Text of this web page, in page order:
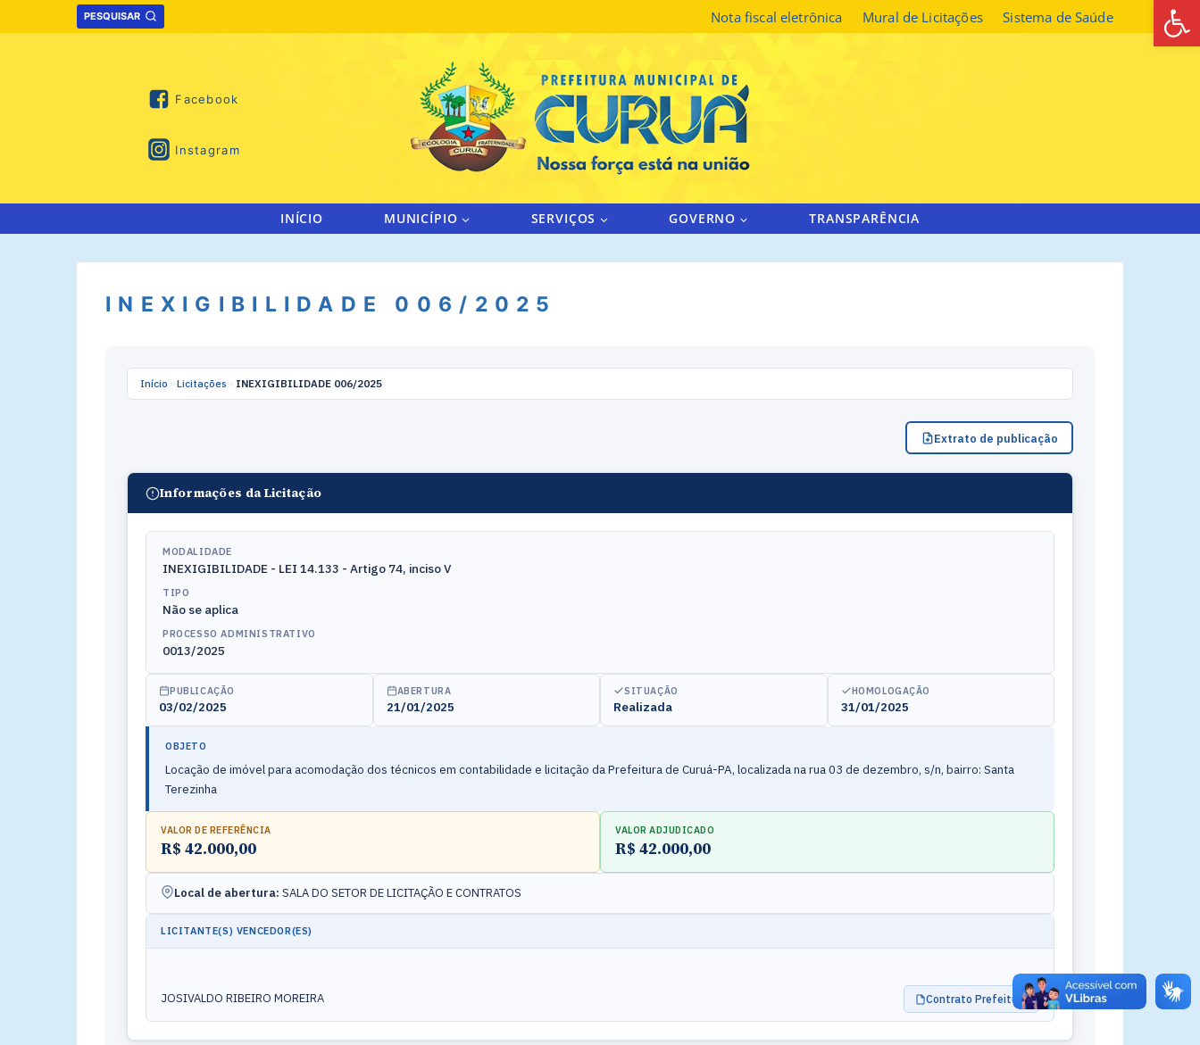
to
PESQUISAR Nota fiscal eletrônica Mural de Licitações Sistema de Saúde
Facebook
Instagram
INÍCIO MUNICÍPIO SERVIÇOS GOVERNO TRANSPARÊNCIA
INEXIGIBILIDADE 006/2025
Início » Licitações » INEXIGIBILIDADE 006/2025
Extrato de publicação
Informações da Licitação
MODALIDADE
INEXIGIBILIDADE - LEI 14.133 - Artigo 74, inciso V
TIPO
Não se aplica
PROCESSO ADMINISTRATIVO
0013/2025
PUBLICAÇÃO
03/02/2025
ABERTURA
21/01/2025
SITUAÇÃO
Realizada
HOMOLOGAÇÃO
31/01/2025
OBJETO
Locação de imóvel para acomodação dos técnicos em contabilidade e licitação da Prefeitura de Curuá-PA, localizada na rua 03 de dezembro, s/n, bairro: Santa
Terezinha
VALOR DE REFERÊNCIA
R$ 42.000,00
VALOR ADJUDICADO
R$ 42.000,00
Local de abertura: SALA DO SETOR DE LICITAÇÃO E CONTRATOS
LICITANTE(S) VENCEDOR(ES)
JOSIVALDO RIBEIRO MOREIRA Contrato Prefeitura